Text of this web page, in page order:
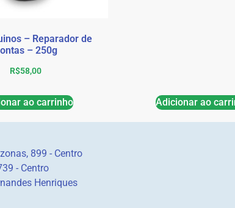
– Reparador de
– 250g
R$58,00
ao carrinho Adicionar ao
899 - Centro
- Centro
Henriques